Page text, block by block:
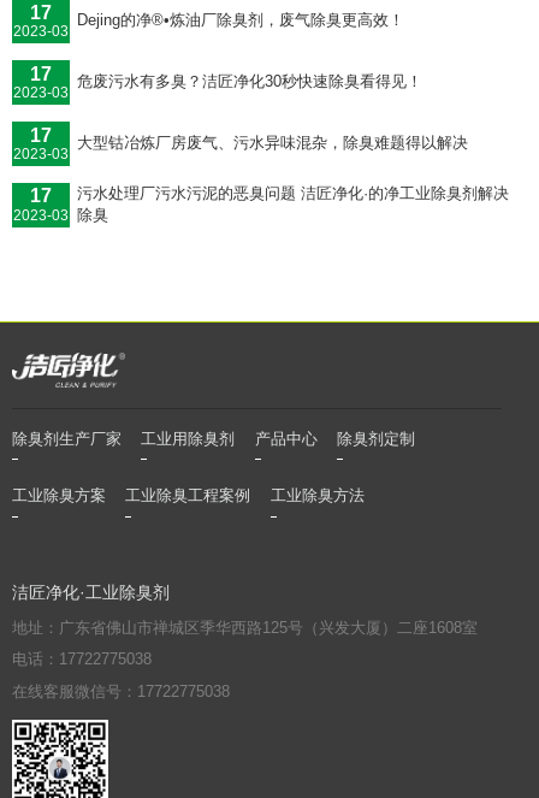
17
2023-03
Dejing的净®•炼油厂除臭剂，废气除臭更高效！
17
2023-03
危废污水有多臭？洁匠净化30秒快速除臭看得见！
17
2023-03
大型钴冶炼厂房废气、污水异味混杂，除臭难题得以解决
17
2023-03
污水处理厂污水污泥的恶臭问题 洁匠净化·的净工业除臭剂解决
除臭
除臭剂生产厂家 工业用除臭剂 产品中心 除臭剂定制
工业除臭方案 工业除臭工程案例 工业除臭方法
洁匠净化·工业除臭剂
地址：广东省佛山市禅城区季华西路125号（兴发大厦）二座1608室
电话：17722775038
在线客服微信号：17722775038